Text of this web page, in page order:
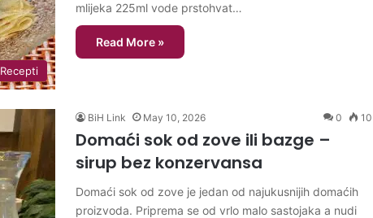
Recepti
mlijeka 225ml vode prstohvat…
Read More »
BiH Link May 10, 2026 0 10
Domaći sok od zove ili bazge –
sirup bez konzervansa
Domaći sok od zove je jedan od najukusnijih domaćih
proizvoda. Priprema se od vrlo malo sastojaka a nudi